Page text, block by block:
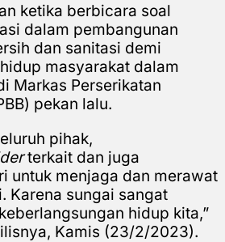
ketika berbicara soal
dalam pembangunan
dan sanitasi demi
masyarakat dalam
Markas Perserikatan
pekan lalu.
pihak,
terkait dan juga
untuk menjaga dan merawat
Karena sungai sangat
hidup kita,”
Kamis (23/2/2023).